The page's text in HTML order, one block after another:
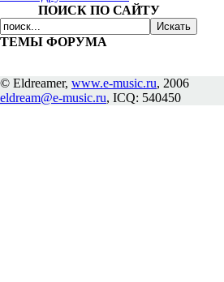
ПОИСК ПО САЙТУ
ТЕМЫ ФОРУМА
© Eldreamer, www.e-music.ru, 2006
eldream@e-music.ru, ICQ: 540450